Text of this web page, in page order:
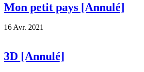
Mon petit pays [Annulé]
16 Avr. 2021
3D [Annulé]